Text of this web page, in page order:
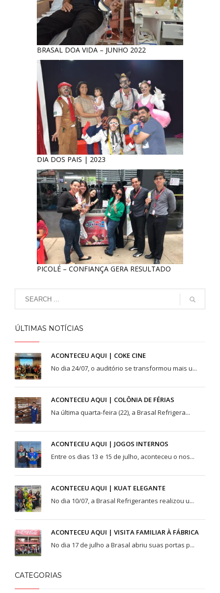
BRASAL DOA VIDA – JUNHO 2022
DIA DOS PAIS | 2023
PICOLÉ – CONFIANÇA GERA RESULTADO
ÚLTIMAS NOTÍCIAS
ACONTECEU AQUI | COKE CINE
No dia 24/07, o auditório se transformou mais u...
ACONTECEU AQUI | COLÔNIA DE FÉRIAS
Na última quarta-feira (22), a Brasal Refrigera...
ACONTECEU AQUI | JOGOS INTERNOS
Entre os dias 13 e 15 de julho, aconteceu o nos...
ACONTECEU AQUI | KUAT ELEGANTE
No dia 10/07, a Brasal Refrigerantes realizou u...
ACONTECEU AQUI | VISITA FAMILIAR À FÁBRICA
No dia 17 de julho a Brasal abriu suas portas p...
CATEGORIAS